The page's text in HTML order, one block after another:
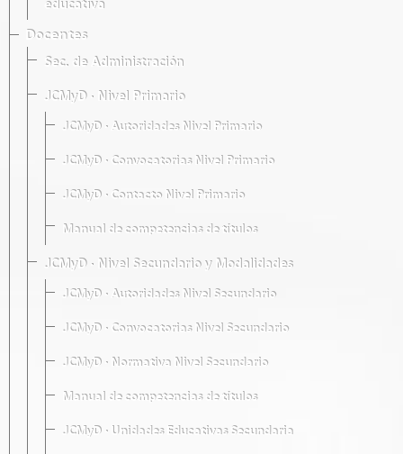
educativa
Docentes
Sec. de Administración
JCMyD · Nivel Primario
JCMyD · Autoridades Nivel Primario
JCMyD · Convocatorias Nivel Primario
JCMyD · Contacto Nivel Primario
Manual de competencias de títulos
JCMyD · Nivel Secundario y Modalidades
JCMyD · Autoridades Nivel Secundario
JCMyD · Convocatorias Nivel Secundario
JCMyD · Normativa Nivel Secundario
Manual de competencias de títulos
JCMyD · Unidades Educativas Secundaria